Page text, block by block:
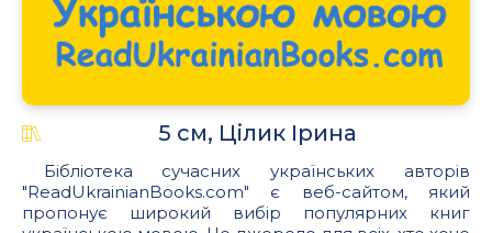
5 см, Цілик Ірина
Бібліотека сучасних українських авторів
"ReadUkrainianBooks.com" є веб-сайтом, який
пропонує широкий вибір популярних книг